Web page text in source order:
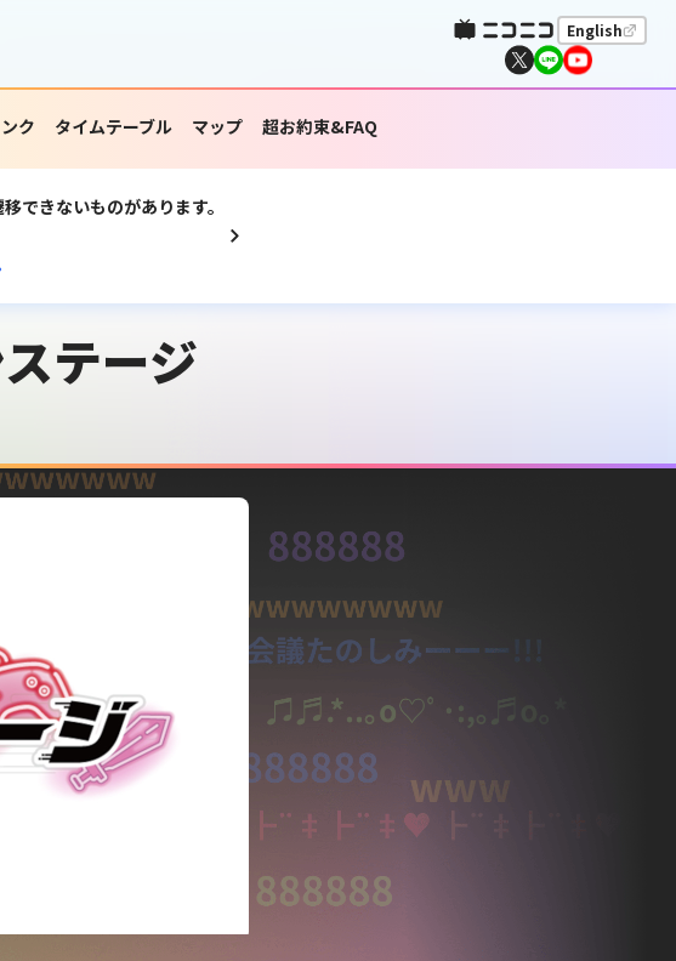
English
ク タイムテーブル マップ 超お約束&FAQ
できないものがあります。
テージ